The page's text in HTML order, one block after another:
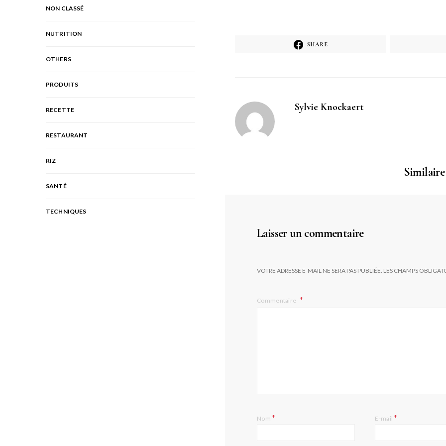
SHARE
Sylvie Knockaert
Similaire
Laisser un commentaire
VOTRE ADRESSE E-MAIL NE SERA PAS PUBLIÉE. LES CHAMPS
Commentaire
Nom* E-mail*
NON CLASSÉ
NUTRITION
OTHERS
PRODUITS
RECETTE
RESTAURANT
RIZ
SANTÉ
TECHNIQUES